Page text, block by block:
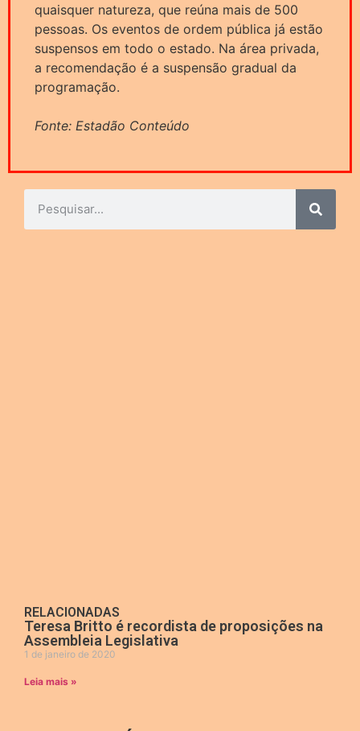
quaisquer natureza, que reúna mais de 500
pessoas. Os eventos de ordem pública já estão
suspensos em todo o estado. Na área privada,
a recomendação é a suspensão gradual da
programação.
Fonte: Estadão Conteúdo
RELACIONADAS
Teresa Britto é recordista de proposições na
Assembleia Legislativa
1 de janeiro de 2020
Leia mais »